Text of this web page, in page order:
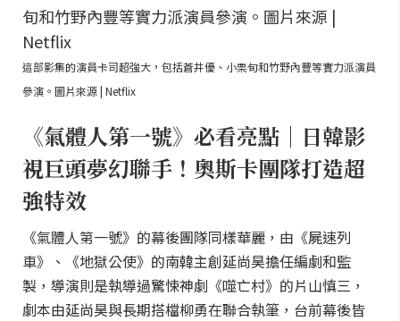
這部影集的演員卡司超強大，包括蒼井優、小栗旬和竹野內豐等實力派演員
參演。圖片來源 | Netflix
《氣體人第一號》必看亮點｜日韓影
視巨頭夢幻聯手！奧斯卡團隊打造超
強特效
《氣體人第一號》的幕後團隊同樣華麗，由《屍速列
車》、《地獄公使》的南韓主創延尚昊擔任編劇和監
製，導演則是執導過驚悚神劇《噬亡村》的片山慎三，
劇本由延尚昊與長期搭檔柳勇在聯合執筆，台前幕後皆